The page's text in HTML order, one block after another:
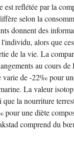
reflétée par la
selon la
donnent des
alors que
de la vie. La
au cours
varie de -22‰ pour
La valeur
que la nourriture
une diète
comprend du